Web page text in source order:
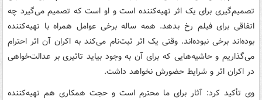
تصمیم‌گیری برای یک اثر تهیه‌کننده است و او است که تصمیم می‌گیرد چه
اتفاقی برای فیلم رخ بدهد. همه ساله برخی عوامل همراه با تهیه‌کننده
بوده‌اند برخی نبوده‌اند. وقتی یک اثر ثبت‌نام می‌کند به اکران آن اثر احترام
می‌گذاریم و حاشیه‌هایی که برای آن به وجود بیاید تاثیری بر عدالت‌خواهی
در اکران اثر و شرایط حضورش نخواهد داشت.
وی تأکید کرد: آثار برای ما محترم است و حجت همکاری هم تهیه‌کننده